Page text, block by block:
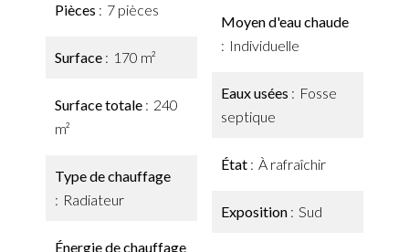
Pièces 7 pièces
Surface 170 m²
Surface totale
240
m²
Type de chauffage
Radiateur
Énergie de chauffage
Moyen d'eau chaude
Individuelle
Eaux usées
Fosse
septique
État À rafraîchir
Exposition Sud